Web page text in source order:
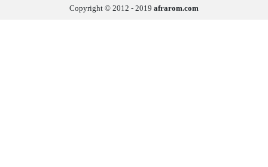
Copyright © 2012 - 2019 afrarom.com